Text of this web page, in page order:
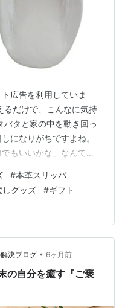
広告を利用していま
るだけで、こんなに気持
バタと家の中を動き回っ
になりがちですよね。
もいいかな」なんて、
繰り返していました。
（モコロロ）」のバ
変わりました。 実はこ
。 毎日一番長く過ごす
足元」を大切に扱うよ
#本革スリッパ
しグッズ #ギフト
決ブログ • 6ヶ月前
の自分を癒す『ご褒